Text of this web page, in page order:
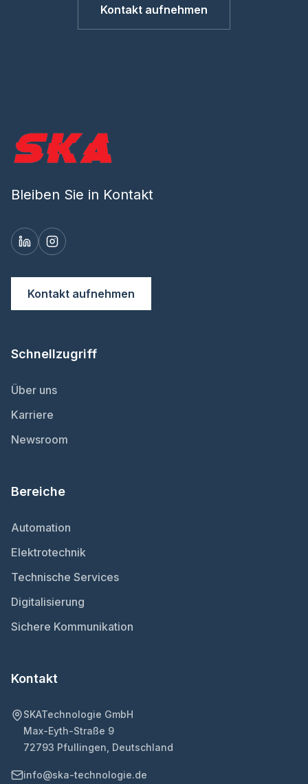
Kontakt aufnehmen
Bleiben Sie in Kontakt
Kontakt aufnehmen
Schnellzugriff
Über uns
Karriere
Newsroom
Bereiche
Automation
Elektrotechnik
Technische Services
Digitalisierung
Sichere Kommunikation
Kontakt
SKATechnologie GmbH
Max-Eyth-Straße 9
72793 Pfullingen, Deutschland
info@ska-technologie.de